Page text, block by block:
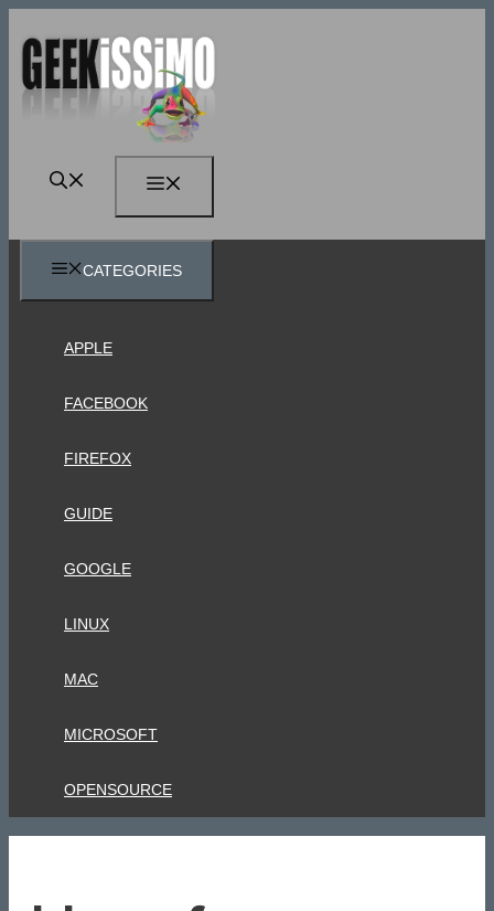
contenuto
CATEGORIES
APPLE
FACEBOOK
FIREFOX
GUIDE
GOOGLE
LINUX
MAC
MICROSOFT
OPENSOURCE